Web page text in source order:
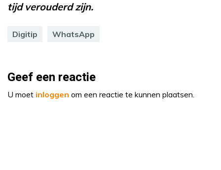
tijd verouderd zijn.
Digitip WhatsApp
Geef een reactie
U moet inloggen om een reactie te kunnen plaatsen.